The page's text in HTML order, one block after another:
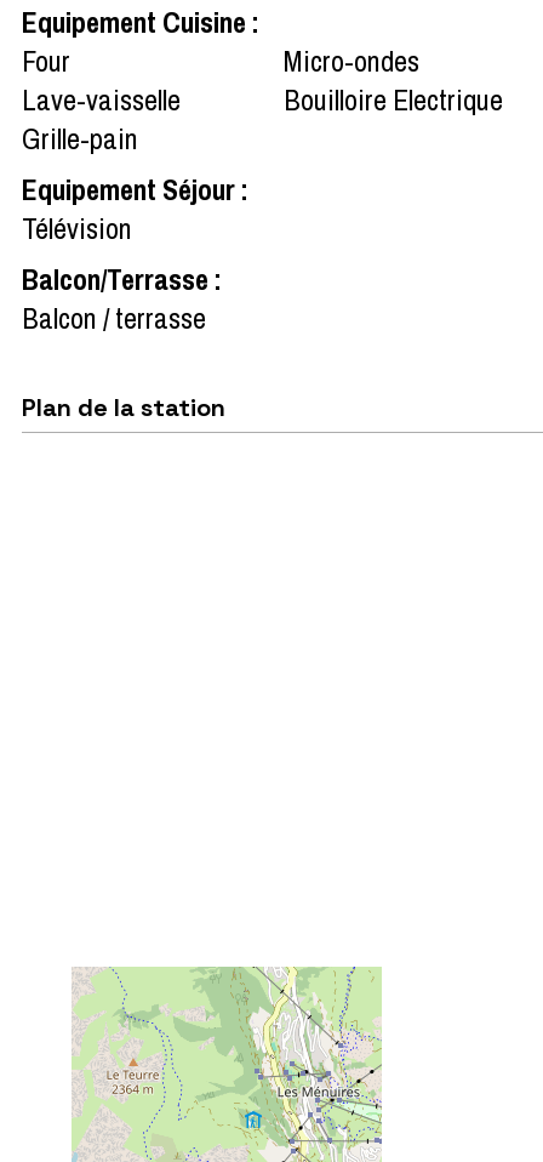
Equipement Cuisine :
Four
Micro-ondes
Lave-vaisselle
Bouilloire Electrique
Grille-pain
Equipement Séjour:
Télévision
Balcon/Terrasse :
Balcon / terrasse
Plan de la station